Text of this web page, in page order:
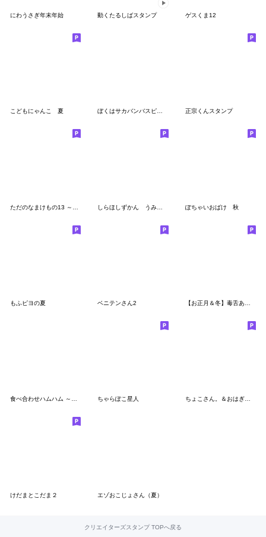
にわうさぎ年末年始 動くたるしばスタンプ ゲスくま12
こどもにゃんこ 夏 ぼくはサカバンバスピス【面白い・ネタ4】 正宗くんスタンプ
ぽちゃいおばけ 秋
もふピヨの夏 ベニテンさん2
食べ合わせハムハム ～秋～ ちゃらぽこ星人 ちょこさん。＆おはぎさん。～若者？言葉～
けだまとこだま２ エゾおこじょさん（夏）
クリエイターズスタンプ TOPへ戻る